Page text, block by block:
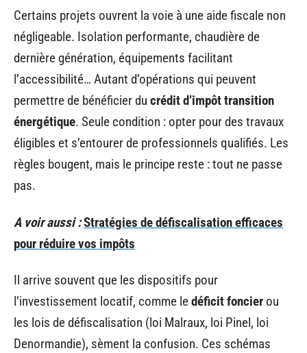
Certains projets ouvrent la voie à une aide fiscale non
négligeable. Isolation performante, chaudière de
dernière génération, équipements facilitant
l’accessibilité… Autant d’opérations qui peuvent
permettre de bénéficier du crédit d’impôt transition
énergétique. Seule condition : opter pour des travaux
éligibles et s’entourer de professionnels qualifiés. Les
règles bougent, mais le principe reste : tout ne passe
pas.
A voir aussi :Stratégies de défiscalisation efficaces
pour réduire vos impôts
Il arrive souvent que les dispositifs pour
l’investissement locatif, comme ledéficit foncier ou
les lois de défiscalisation (loi Malraux, loi Pinel, loi
Denormandie), sèment la confusion. Ces schémas